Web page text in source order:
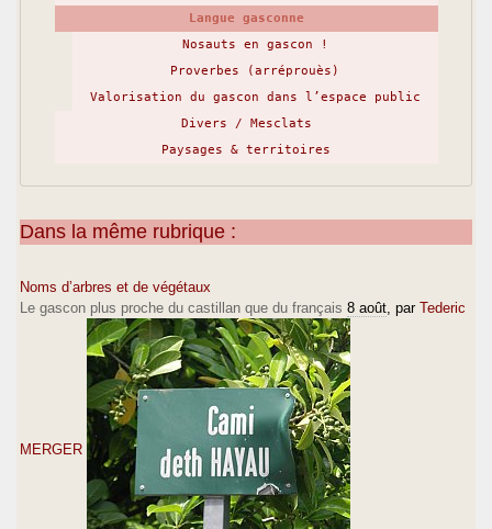
Langue gasconne
Nosauts en gascon !
Proverbes (arréprouès)
Valorisation du gascon dans l’espace public
Divers / Mesclats
Paysages & territoires
Dans la même rubrique :
Noms d’arbres et de végétaux
Le gascon plus proche du castillan que du français 8 août , par Tederic
MERGER